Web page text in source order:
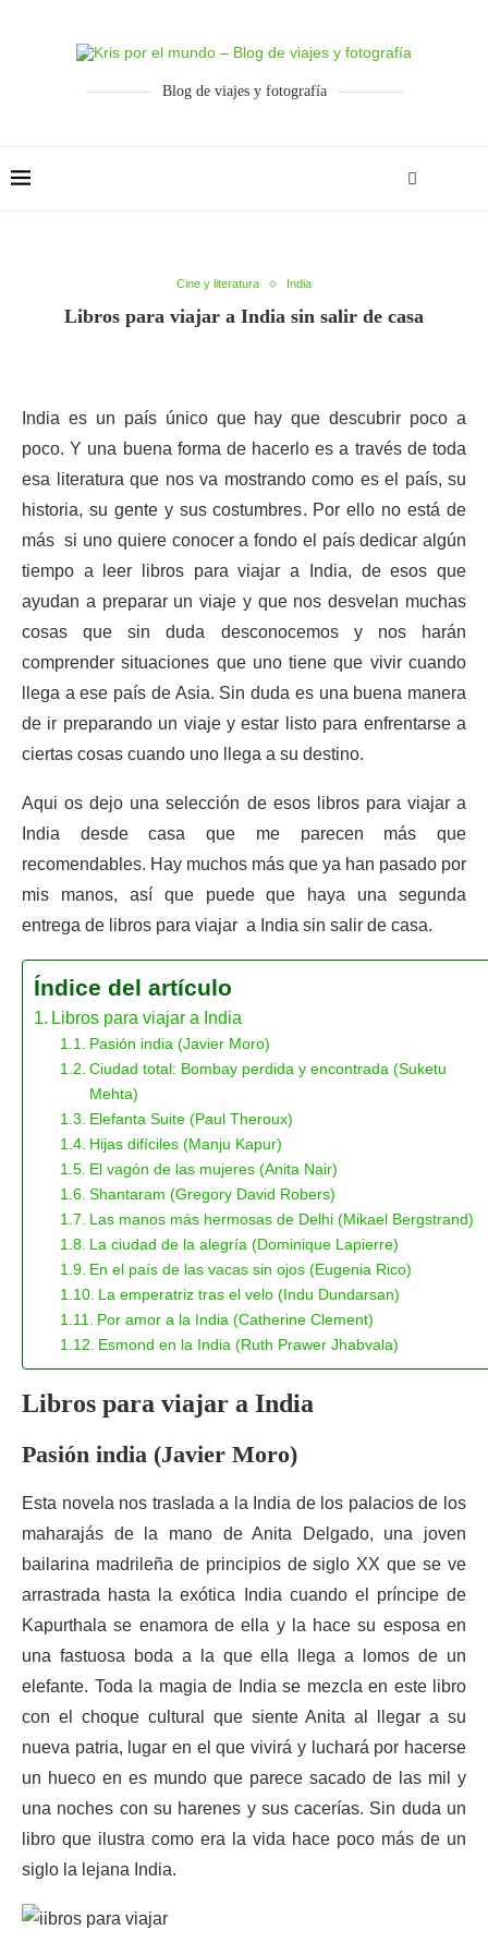
Blog de viajes y fotografía
Cine y literatura India
Libros para viajar a India sin salir de casa
India es un país único que hay que descubrir poco a
poco. Y una buena forma de hacerlo es a través de toda
esa literatura que nos va mostrando como es el país, su
historia, su gente y sus costumbres. Por ello no está de
más si uno quiere conocer a fondo el país dedicar algún
tiempo a leer libros para viajar a India, de esos que
ayudan a preparar un viaje y que nos desvelan muchas
cosas que sin duda desconocemos y nos harán
comprender situaciones que uno tiene que vivir cuando
llega a ese país de Asia. Sin duda es una buena manera
de ir preparando un viaje y estar listo para enfrentarse a
ciertas cosas cuando uno llega a su destino.
Aqui os dejo una selección de esos libros para viajar a
India desde casa que me parecen más que
recomendables. Hay muchos más que ya han pasado por
mis manos, así que puede que haya una segunda
entrega de libros para viajar a India sin salir de casa.
Índice del artículo
Libros para viajar a India
Pasión india (Javier Moro)
Ciudad total: Bombay perdida y encontrada (Suketu
Mehta)
Elefanta Suite (Paul Theroux)
Hijas difíciles (Manju Kapur)
El vagón de las mujeres (Anita Nair)
Shantaram (Gregory David Robers)
Las manos más hermosas de Delhi (Mikael Bergstrand)
La ciudad de la alegría (Dominique Lapierre)
En el país de las vacas sin ojos (Eugenia Rico)
La emperatriz tras el velo (Indu Dundarsan)
Por amor a la India (Catherine Clement)
Esmond en la India (Ruth Prawer Jhabvala)
Libros para viajar a India
Pasión india (Javier Moro)
Esta novela nos traslada a la India de los palacios de los
maharajás de la mano de Anita Delgado, una joven
bailarina madrileña de principios de siglo XX que se ve
arrastrada hasta la exótica India cuando el príncipe de
Kapurthala se enamora de ella y la hace su esposa en
una fastuosa boda a la que ella llega a lomos de un
elefante. Toda la magia de India se mezcla en este libro
con el choque cultural que siente Anita al llegar a su
nueva patria, lugar en el que vivirá y luchará por hacerse
un hueco en es mundo que parece sacado de las mil y
una noches con su harenes y sus cacerías. Sin duda un
libro que ilustra como era la vida hace poco más de un
siglo la lejana India.